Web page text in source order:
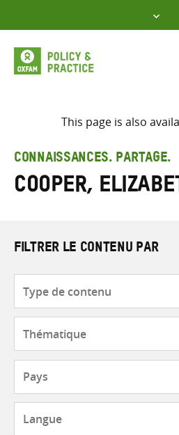
to
content
Saisir
les
This page is also
CONNAISSANCES. PARTAGE.
Cooper,
FILTRER LE CONTENU PAR